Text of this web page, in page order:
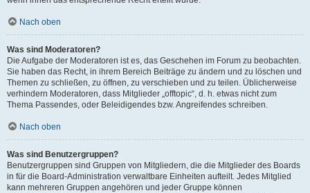
Nach oben
Was sind Moderatoren?
Die Aufgabe der Moderatoren ist es, das Geschehen im Forum zu beobachten.
Sie haben das Recht, in ihrem Bereich Beiträge zu ändern und zu löschen und
Themen zu schließen, zu öffnen, zu verschieben und zu teilen. Üblicherweise
verhindern Moderatoren, dass Mitglieder „offtopic“, d. h. etwas nicht zum
Thema Passendes, oder Beleidigendes bzw. Angreifendes schreiben.
Nach oben
Was sind Benutzergruppen?
Benutzergruppen sind Gruppen von Mitgliedern, die die Mitglieder des Boards
in für die Board-Administration verwaltbare Einheiten aufteilt. Jedes Mitglied
kann mehreren Gruppen angehören und jeder Gruppe können